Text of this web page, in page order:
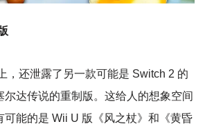
，还泄露了另一款可能是 Switch 2 的
尔达传说的重制版。这给人的想象空间
可能的是 Wii U 版《风之杖》和《黄昏